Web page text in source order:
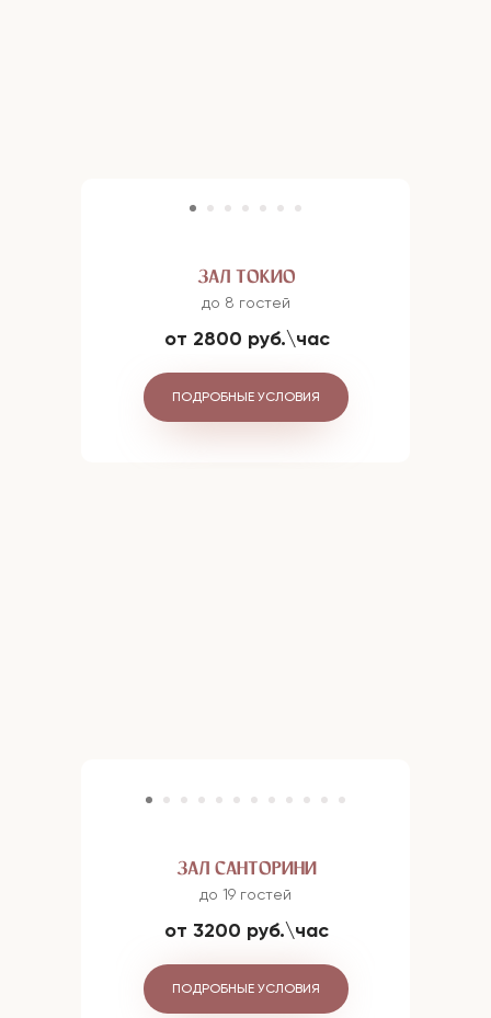
ПОДРОБНЫЕ УСЛОВИЯ
до 8 гостей
ЗАЛ ТОКИО
от 2800 руб.\час
ЗАЛ САНТОРИНИ
до 19 гостей
от 3200 руб.\час
ПОДРОБНЫЕ УСЛОВИЯ